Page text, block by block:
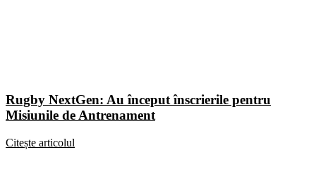
Rugby NextGen: Au început înscrierile pentru
Misiunile de Antrenament
Citește articolul